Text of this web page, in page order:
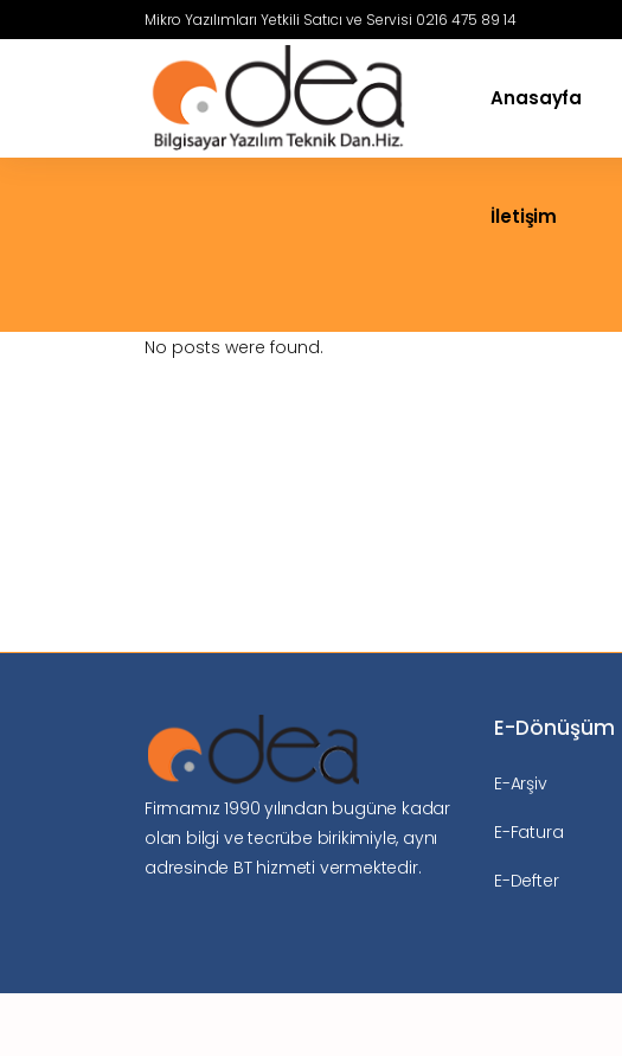
Mikro Yazılımları Yetkili Satıcı ve Servisi 0216 475 89 14
Anasayfa
İletişim
No posts were found.
Firmamız 1990 yılından bugüne kadar
olan bilgi ve tecrübe birikimiyle, aynı
adresinde BT hizmeti vermektedir.
E-Dönüşüm
E-Arşiv
E-Fatura
E-Defter